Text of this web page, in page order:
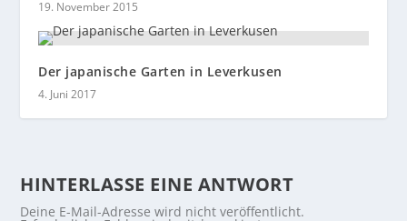
19. November 2015
Der japanische Garten in Leverkusen
4. Juni 2017
HINTERLASSE EINE ANTWORT
Deine E-Mail-Adresse wird nicht veröffentlicht.